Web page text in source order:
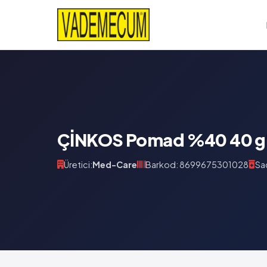
ÇİNKOS Pomad %40 40
Üretici:Med-Care Barkod: 8699675301028